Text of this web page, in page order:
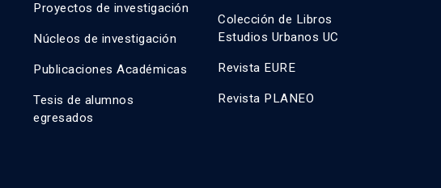
Proyectos de investigación
Núcleos de investigación
Publicaciones Académicas
Tesis de alumnos
egresados
Colección de Libros
Estudios Urbanos UC
Revista EURE
Revista PLANEO